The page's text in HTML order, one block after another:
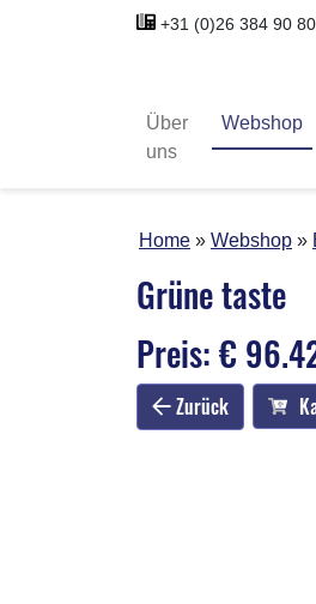
+31 (0)26 384 90 80
Über
uns
Webshop
Home Webshop
Grüne taste
Preis: €
Zurück